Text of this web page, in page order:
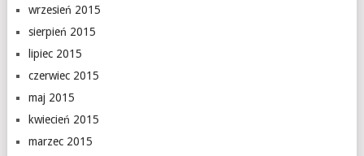
wrzesień 2015
sierpień 2015
lipiec 2015
czerwiec 2015
maj 2015
kwiecień 2015
marzec 2015